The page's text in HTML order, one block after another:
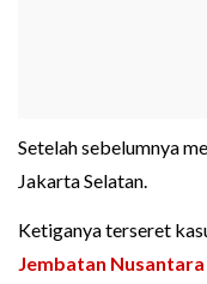
Setelah sebelumnya
Jakarta Selatan.
Ketiganya terseret
Jembatan Nusantara